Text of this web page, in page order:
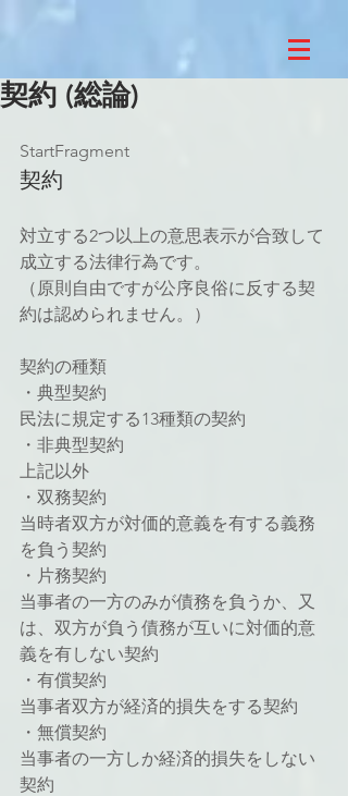
契約 (総論)
StartFragment
契約
対立する2つ以上の意思表示が合致して
成立する法律行為です。
（原則自由ですが公序良俗に反する契
約は認められません。）
契約の種類
・典型契約
民法に規定する13種類の契約
・非典型契約
上記以外
・双務契約
当時者双方が対価的意義を有する義務
を負う契約
・片務契約
当事者の一方のみが債務を負うか、又
は、双方が負う債務が互いに対価的意
義を有しない契約
・有償契約
当事者双方が経済的損失をする契約
・無償契約
当事者の一方しか経済的損失をしない
契約